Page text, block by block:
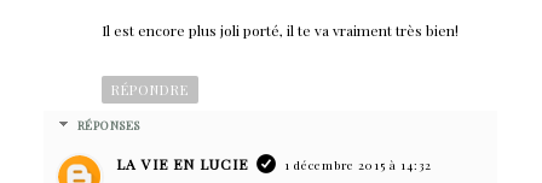
Il est encore plus joli porté, il te va vraiment très bien!
RÉPONDRE
RÉPONSES
LA VIE EN LUCIE 1 décembre 2015 à 14:32